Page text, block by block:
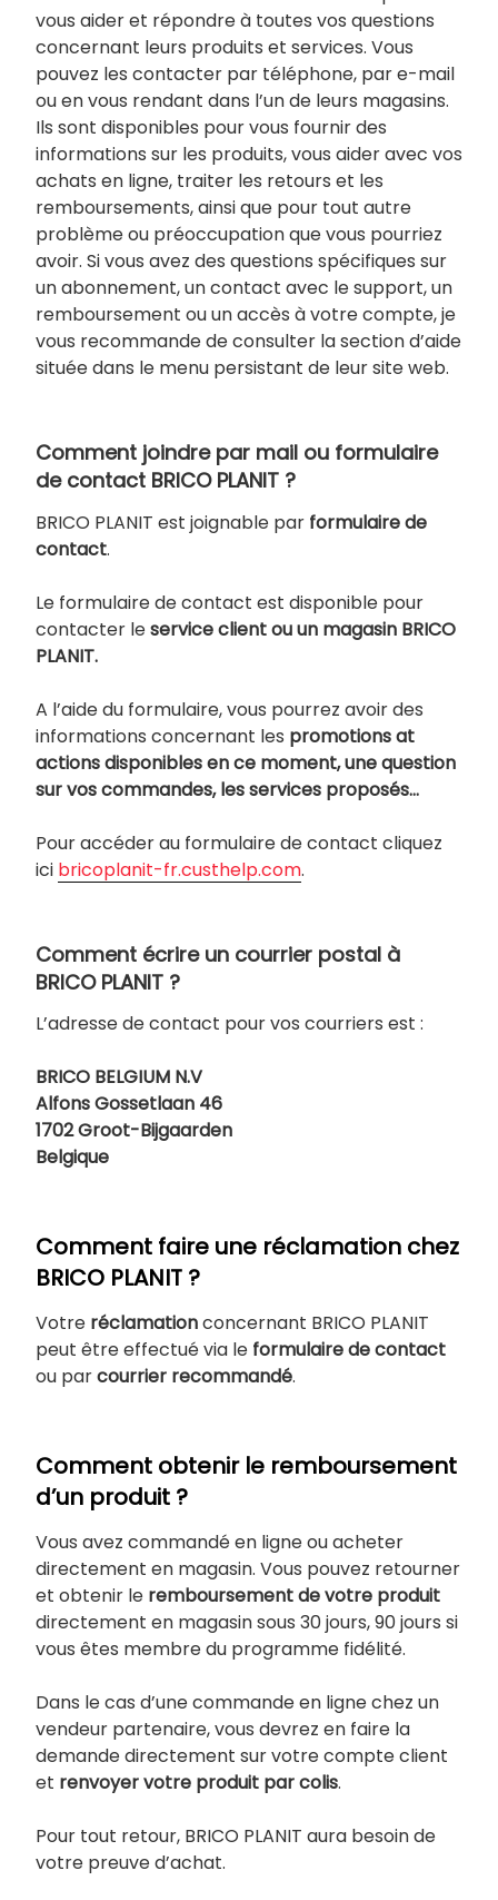
vous aider et répondre à toutes vos questions
concernant leurs produits et services. Vous
pouvez les contacter par téléphone, par e-mail
ou en vous rendant dans l’un de leurs magasins.
Ils sont disponibles pour vous fournir des
informations sur les produits, vous aider avec vos
achats en ligne, traiter les retours et les
remboursements, ainsi que pour tout autre
problème ou préoccupation que vous pourriez
avoir. Si vous avez des questions spécifiques sur
un abonnement, un contact avec le support, un
remboursement ou un accès à votre compte, je
vous recommande de consulter la section d’aide
située dans le menu persistant de leur site web.
Comment joindre par mail ou formulaire
de contact BRICO PLANIT ?
BRICO PLANIT est joignable par formulaire de
contact.
Le formulaire de contact est disponible pour
contacter leservice client ou un magasin BRICO
PLANIT.
A l’aide du formulaire, vous pourrez avoir des
informations concernant les promotions at
actions disponibles en ce moment, une question
sur vos commandes, les services proposés…
Pour accéder au formulaire de contact cliquez
ici bricoplanit-fr.custhelp.com.
Comment écrire un courrier postal à
BRICO PLANIT ?
L’adresse de contact pour vos courriers est :
BRICO BELGIUM N.V
Alfons Gossetlaan 46
1702 Groot-Bijgaarden
Belgique
Comment faire une réclamation chez
BRICO PLANIT ?
Votre réclamationconcernant BRICO PLANIT
peut être effectué via le formulaire de contact
ou parcourrier recommandé.
Comment obtenir le remboursement
d’un produit ?
Vous avez commandé en ligne ou acheter
directement en magasin. Vous pouvez retourner
et obtenir le remboursement de votre produit
directement en magasin sous 30 jours, 90 jours si
vous êtes membre du programme fidélité.
Dans le cas d’une commande en ligne chez un
vendeur partenaire, vous devrez en faire la
demande directement sur votre compte client
et renvoyer votre produit par colis.
Pour tout retour, BRICO PLANIT aura besoin de
votre preuve d’achat.